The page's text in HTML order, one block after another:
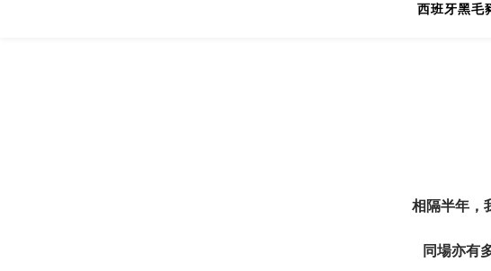
西班牙黑毛
相隔半年
同場亦有